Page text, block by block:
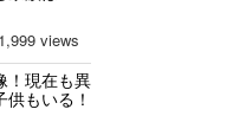
views
！現在も異
もいる！